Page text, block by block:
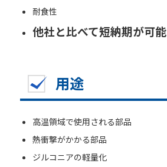
耐食性
他社と比べて短納期が可能
用途
高温領域で使用される部品
熱衝撃がかかる部品
ジルコニアの軽量化